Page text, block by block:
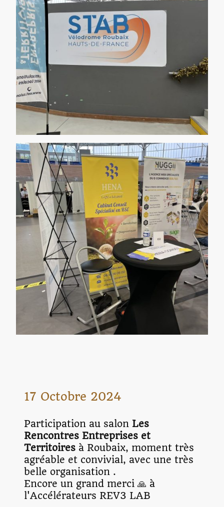
17 Octobre 2024
Participation au salon Les
Rencontres Entreprises et
Territoires à Roubaix, moment très
agréable et convivial, avec une très
belle organisation .
Encore un grand merci 🙏 à
l'Accélérateurs REV3 LAB